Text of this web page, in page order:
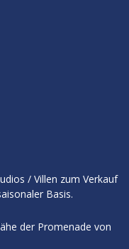
/ Villen zum Verkauf
Basis.
der Promenade von